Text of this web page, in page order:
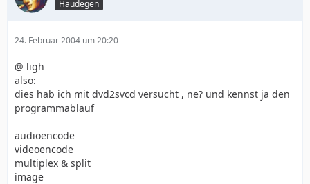
Haudegen
24. Februar 2004 um 20:20
@ ligh
also:
dies hab ich mit dvd2svcd versucht , ne? und kennst ja den
programmablauf
audioencode
videoencode
multiplex & split
image